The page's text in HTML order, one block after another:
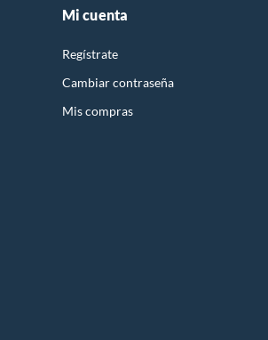
Mi cuenta
Regístrate
Cambiar contraseña
Mis compras